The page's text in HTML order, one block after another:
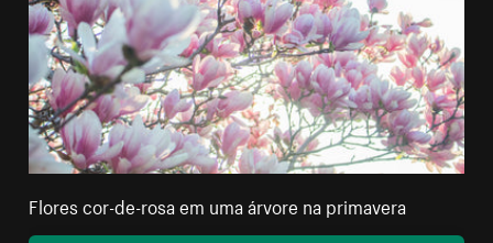
Flores cor-de-rosa em uma árvore na primavera